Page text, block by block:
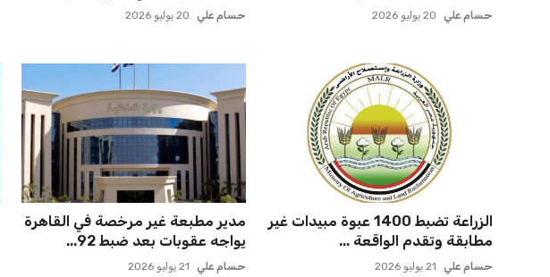
حسام علي 20 يوليو 2026 حسام علي 20 يوليو 2026
الزراعة تضبط 1400 عبوة مبيدات غير
مطابقة وتقدم الواقعة ...
حسام علي 21 يوليو 2026
مدير مطبعة غير مرخصة في القاهرة
يواجه عقوبات بعد ضبط 92...
حسام علي 21 يوليو 2026